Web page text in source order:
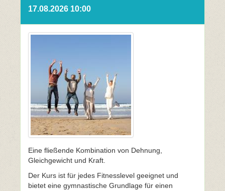
17.08.2026 10:00
Eine fließende Kombination von Dehnung,
Gleichgewicht und Kraft.
Der Kurs ist für jedes Fitnesslevel geeignet und
bietet eine gymnastische Grundlage für einen